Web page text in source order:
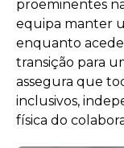
proeminentes
equipa manter
enquanto
transição para
assegura que
inclusivos,
física do